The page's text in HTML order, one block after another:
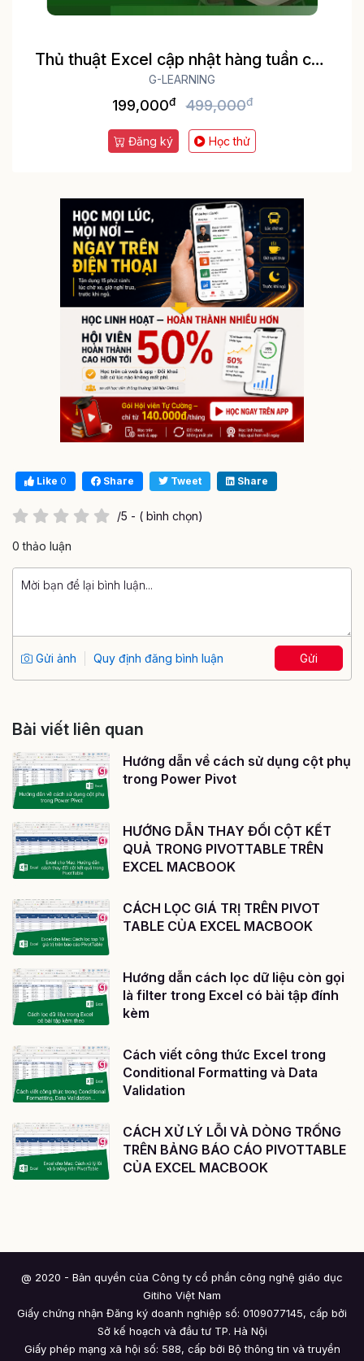
Thủ thuật Excel cập nhật hàng tuần cho
dân văn phòng
G-LEARNING
199,000đ 499,000đ
Đăng ký Học thử
Like 0 Share Tweet Share
/5 - ( bình chọn)
0 thảo luận
Gửi ảnh Quy định đăng bình luận Gửi
Bài viết liên quan
Hướng dẫn về cách sử dụng cột phụ
trong Power Pivot
HƯỚNG DẪN THAY ĐỔI CỘT KẾT
QUẢ TRONG PIVOTTABLE TRÊN
EXCEL MACBOOK
CÁCH LỌC GIÁ TRỊ TRÊN PIVOT
TABLE CỦA EXCEL MACBOOK
Hướng dẫn cách lọc dữ liệu còn gọi
là filter trong Excel có bài tập đính
kèm
Cách viết công thức Excel trong
Conditional Formatting và Data
Validation
CÁCH XỬ LÝ LỖI VÀ DÒNG TRỐNG
TRÊN BẢNG BÁO CÁO PIVOTTABLE
CỦA EXCEL MACBOOK
@ 2020 - Bản quyền của Công ty cổ phần công nghệ giáo dục
Gitiho Việt Nam
Giấy chứng nhận Đăng ký doanh nghiệp số: 0109077145, cấp bởi
Sở kế hoạch và đầu tư TP. Hà Nội
Giấy phép mạng xã hội số: 588, cấp bởi Bộ thông tin và truyền